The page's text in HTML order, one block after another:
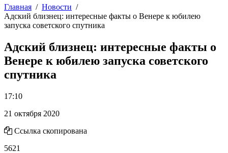
Главная
Новости
Адский близнец: интересные факты о Венере к юбилею
запуска советского спутника
Адский близнец: интересные факты о
Венере к юбилею запуска советского
спутника
17:10
21 октября 2020
Ссылка скопирована
5621